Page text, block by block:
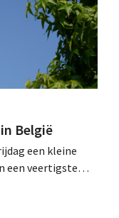
België
een kleine
een veertigste